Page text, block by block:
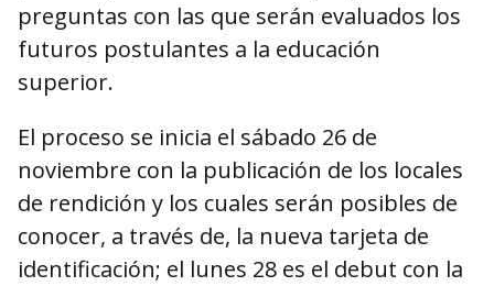
preguntas con las que serán evaluados los
futuros postulantes a la educación
superior.
El proceso se inicia el sábado 26 de
noviembre con la publicación de los locales
de rendición y los cuales serán posibles de
conocer, a través de, la nueva tarjeta de
identificación; el lunes 28 es el debut con la